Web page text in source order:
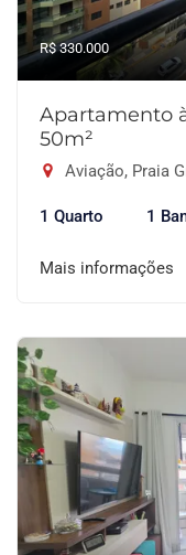
R$ 330.000
Apartamento
50m²
Aviação, Praia
1 Quarto 1
Mais informações